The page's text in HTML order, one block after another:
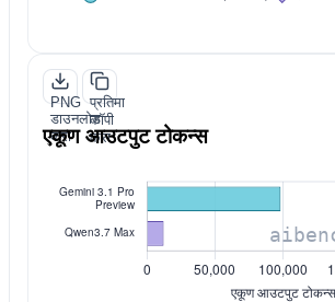
PNG
डाउनलोड
करा
प्रतिमा
कॉपी
करा
एकूण आउटपुट टोकन्स